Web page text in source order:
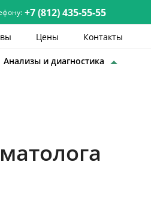
+7 (812) 435-55-55
Цены Контакты
Анализы и диагностика
хирургия